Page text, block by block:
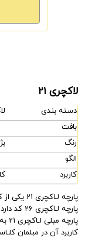
لاکچری 21
دسته بندی
بافت
رنگ
الگو
کاربرد
پارچه لـاکچری 21 یکی از کدهای لـاکچری هست.
پارچه لـاکچری 26 کد دارد که همه کدهای آن در سایت
پارچه مبلی لـاکچری 21 به رنگ بژ باز میباشد.
کاربرد آن در مبلمان